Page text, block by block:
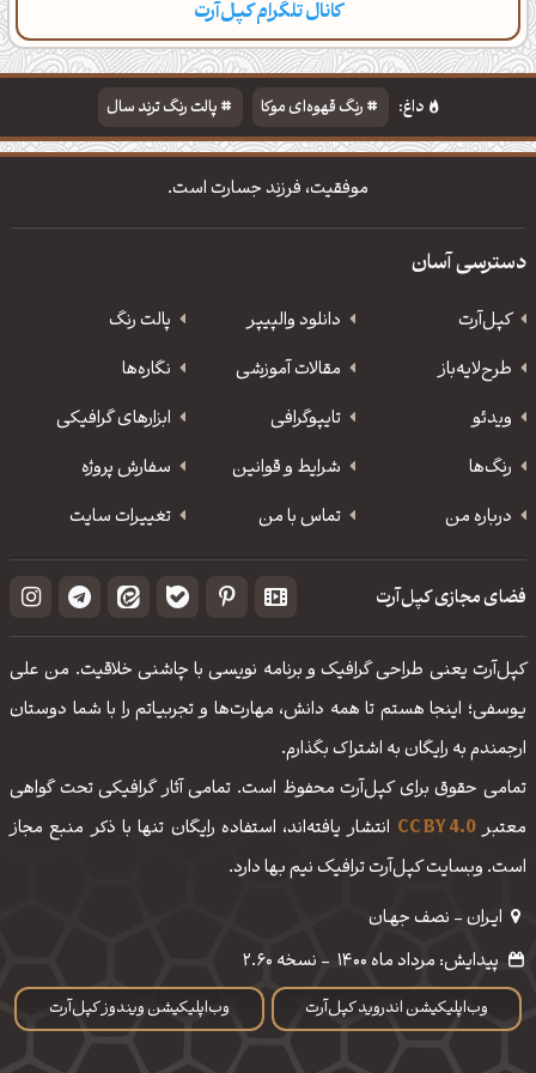
کانال تلگرام کپل‌آرت
دسته‌بندی مطالب تازه تایپوگرافی پالت‌ها
داغ: رنگ قهوه‌ای موکا
پالت رنگ ترند سال
دانلود والپیپر مذهبی
تایپوگرافی شعر مولانا
موفقیت، فرزند جسارت است.
دسترسی آسان
کپل‌آرت دانلود‌ والپیپر
پالت رنگ
طرح‌لایه‌باز
مقالات آموزشی
نگاره‌ها
ویدئو
‌تایپوگرافی
ابزارهای گرافیکی
رنگ‌ها
شرایط و قوانین
سفارش پروژه
درباره من
تماس با من تغییرات سایت
فضای مجازی کپل‌آرت
کپل‌آرت یعنی طراحی گرافیک و برنامه نویسی با چاشنی خلاقیت. من علی
یوسفی؛ اینجا هستم تا همه دانش، مهارت‌‌ها و تجربیاتم را با شما دوستان
ارجمندم به رایگان به اشتراک بگذارم.
تمامی حقوق برای کپل‌آرت محفوظ است. تمامی آثار گرافیکی تحت گواهی
معتبرCC BY 4.0 انتشار یافته‌اند، استفاده رایگان تنها با ذکر منبع مجاز
است. وبسایت کپل‌آرت ترافیک نیم بها دارد.
ایـران - نصف جهـان
وب‌اپلیکیشن اندروید کپل‌آرت وب‌اپلیکیشن ویندوز کپل‌آرت
پیدایش: مرداد ماه 1400 - نسخه 2.60